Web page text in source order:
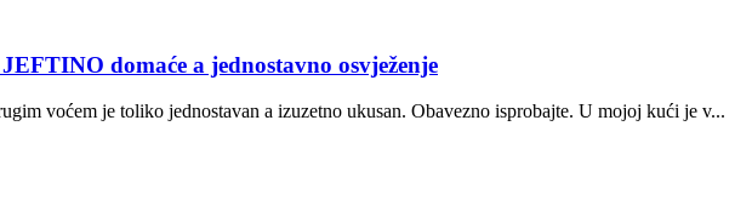
domaće a jednostavno osvježenje
voćem je toliko jednostavan a izuzetno ukusan. Obavezno isprobajte. U mojoj kući je v...